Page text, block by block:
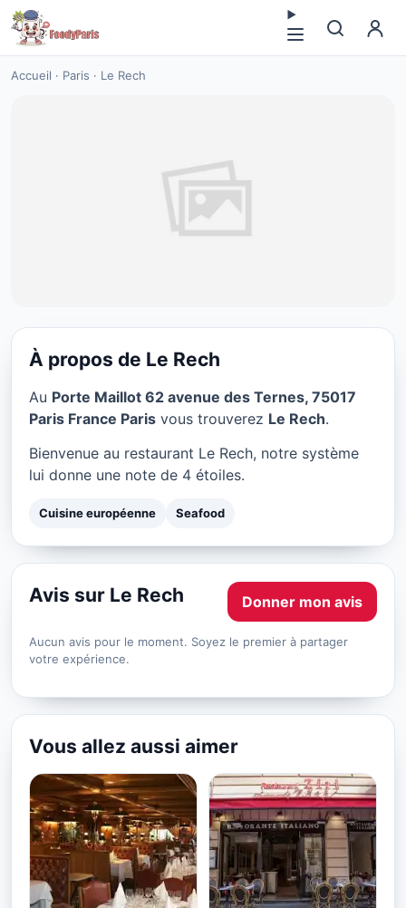
Accueil · Paris · Le Rech
Le Rech à Paris
À propos de Le Rech
Au Porte Maillot 62 avenue des Ternes, 75017
Paris France Paris vous trouverez Le Rech.
Bienvenue au restaurant Le Rech, notre système
lui donne une note de 4 étoiles.
Cuisine européenne Seafood
Avis sur Le Rech Donner mon avis
Aucun avis pour le moment. Soyez le premier à partager
votre expérience.
Vous allez aussi aimer